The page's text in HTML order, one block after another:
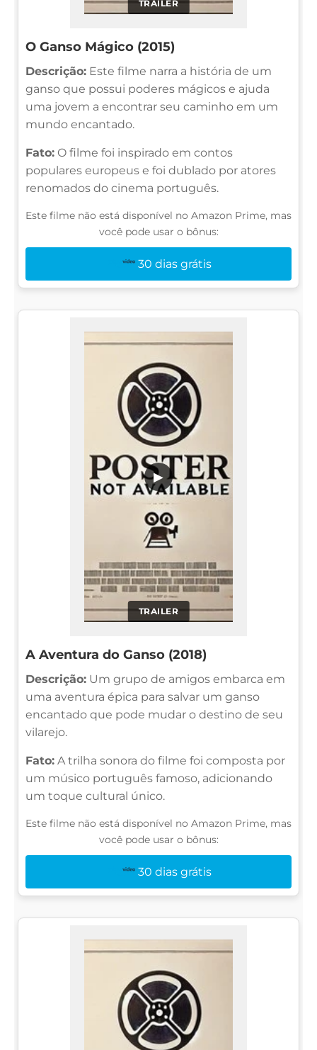
TRAILER
O Ganso Mágico (2015)
Descrição: Este filme narra a história de um
ganso que possui poderes mágicos e ajuda
uma jovem a encontrar seu caminho em um
mundo encantado.
Fato: O filme foi inspirado em contos
populares europeus e foi dublado por atores
renomados do cinema português.
Este filme não está disponível no Amazon Prime, mas
você pode usar o bônus:
30 dias grátis
TRAILER
▶
A Aventura do Ganso (2018)
Descrição: Um grupo de amigos embarca em
uma aventura épica para salvar um ganso
encantado que pode mudar o destino de seu
vilarejo.
Fato: A trilha sonora do filme foi composta por
um músico português famoso, adicionando
um toque cultural único.
Este filme não está disponível no Amazon Prime, mas
você pode usar o bônus:
30 dias grátis